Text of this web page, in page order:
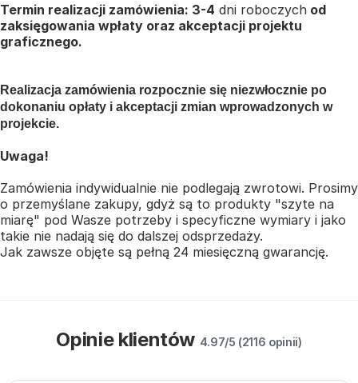
Termin realizacji zamówienia: 3-4 dni roboczych od
zaksięgowania wpłaty oraz akceptacji projektu
graficznego.
Realizacja zamówienia rozpocznie się niezwłocznie po
dokonaniu opłaty i akceptacji zmian wprowadzonych w
projekcie.
Uwaga!
Zamówienia indywidualnie nie podlegają zwrotowi. Prosimy
o przemyślane zakupy, gdyż są to produkty "szyte na
miarę" pod Wasze potrzeby i specyficzne wymiary i jako
takie nie nadają się do dalszej odsprzedaży.
Jak zawsze objęte są pełną 24 miesięczną gwarancję.
Opinie klientów 4.97/5 (2116 opinii)